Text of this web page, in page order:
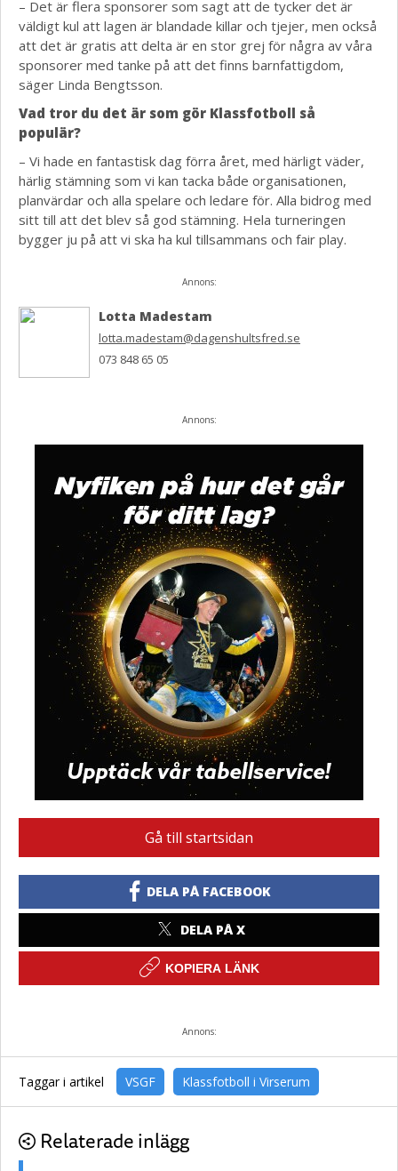
– Det är flera sponsorer som sagt att de tycker det är
väldigt kul att lagen är blandade killar och tjejer, men också
att det är gratis att delta är en stor grej för några av våra
sponsorer med tanke på att det finns barnfattigdom,
säger Linda Bengtsson.
Vad tror du det är som gör Klassfotboll så
populär?
– Vi hade en fantastisk dag förra året, med härligt väder,
härlig stämning som vi kan tacka både organisationen,
planvärdar och alla spelare och ledare för. Alla bidrog med
sitt till att det blev så god stämning. Hela turneringen
bygger ju på att vi ska ha kul tillsammans och fair play.
Annons:
Lotta Madestam
lotta.madestam@dagenshultsfred.se
073 848 65 05
Annons:
Gå till startsidan
DELA PÅ FACEBOOK
DELA PÅ X
KOPIERA LÄNK
Annons:
Taggar i artikel VSGF Klassfotboll i Virserum
Relaterade inlägg